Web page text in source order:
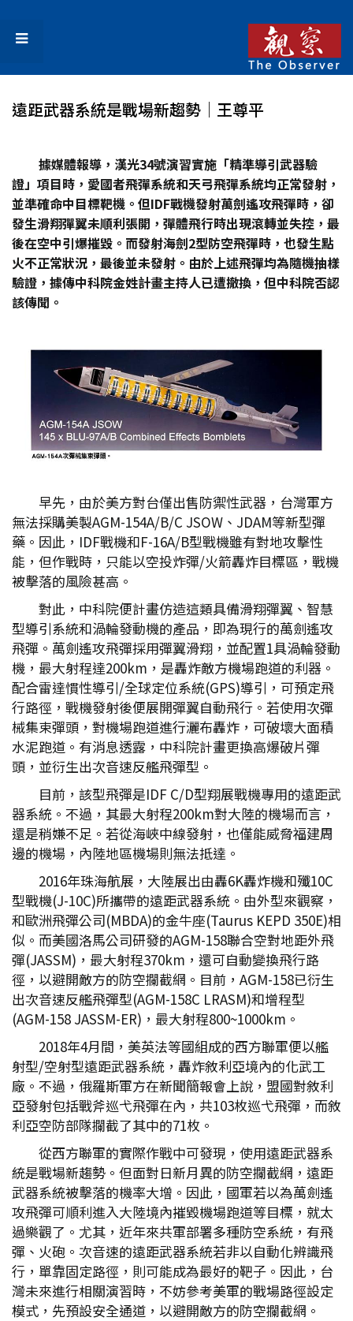
遠距武器系統是戰場新趨勢│王尊平
據媒體報導，漢光34號演習實施「精準導引武器驗
證」項目時，愛國者飛彈系統和天弓飛彈系統均正常發射，
並準確命中目標靶機。但IDF戰機發射萬劍遙攻飛彈時，卻
發生滑翔彈翼未順利張開，彈體飛行時出現滾轉並失控，最
後在空中引爆摧毀。而發射海劍2型防空飛彈時，也發生點
火不正常狀況，最後並未發射。由於上述飛彈均為隨機抽樣
驗證，據傳中科院金姓計畫主持人已遭撤換，但中科院否認
該傳聞。
早先，由於美方對台僅出售防禦性武器，台灣軍方
無法採購美製AGM-154A/B/C JSOW、JDAM等新型彈
藥。因此，IDF戰機和F-16A/B型戰機雖有對地攻擊性
能，但作戰時，只能以空投炸彈/火箭轟炸目標區，戰機
被擊落的風險甚高。
對此，中科院便計畫仿造這類具備滑翔彈翼、智慧
型導引系統和渦輪發動機的產品，即為現行的萬劍遙攻
飛彈。萬劍遙攻飛彈採用彈翼滑翔，並配置1具渦輪發動
機，最大射程達200km，是轟炸敵方機場跑道的利器。
配合雷達慣性導引/全球定位系統(GPS)導引，可預定飛
行路徑，戰機發射後便展開彈翼自動飛行。若使用次彈
械集束彈頭，對機場跑道進行灑布轟炸，可破壞大面積
水泥跑道。有消息透露，中科院計畫更換高爆破片彈
頭，並衍生出次音速反艦飛彈型。
目前，該型飛彈是IDF C/D型翔展戰機專用的遠距武
器系統。不過，其最大射程200km對大陸的機場而言，
還是稍嫌不足。若從海峽中線發射，也僅能威脅福建周
邊的機場，內陸地區機場則無法抵達。
2016年珠海航展，大陸展出由轟6K轟炸機和殲10C
型戰機(J-10C)所攜帶的遠距武器系統。由外型來觀察，
和歐洲飛彈公司(MBDA)的金牛座(Taurus KEPD 350E)相
似。而美國洛馬公司研發的AGM-158聯合空對地距外飛
彈(JASSM)，最大射程370km，還可自動變換飛行路
徑，以避開敵方的防空攔截網。目前，AGM-158已衍生
出次音速反艦飛彈型(AGM-158C LRASM)和增程型
(AGM-158 JASSM-ER)，最大射程800~1000km。
2018年4月間，美英法等國組成的西方聯軍便以艦
射型/空射型遠距武器系統，轟炸敘利亞境內的化武工
廠。不過，俄羅斯軍方在新聞簡報會上說，盟國對敘利
亞發射包括戰斧巡弋飛彈在內，共103枚巡弋飛彈，而敘
利亞空防部隊攔截了其中的71枚。
從西方聯軍的實際作戰中可發現，使用遠距武器系
統是戰場新趨勢。但面對日新月異的防空攔截網，遠距
武器系統被擊落的機率大增。因此，國軍若以為萬劍遙
攻飛彈可順利進入大陸境內摧毀機場跑道等目標，就太
過樂觀了。尤其，近年來共軍部署多種防空系統，有飛
彈、火砲。次音速的遠距武器系統若非以自動化辨識飛
行，單靠固定路徑，則可能成為最好的靶子。因此，台
灣未來進行相關演習時，不妨參考美軍的戰場路徑設定
模式，先預設安全通道，以避開敵方的防空攔截網。